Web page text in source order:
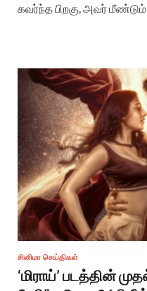
கவர்ந்த பிறகு, அவர் மீண்டும்
சினிமா செய்திகள்
‘மிராய்’ படத்தின்